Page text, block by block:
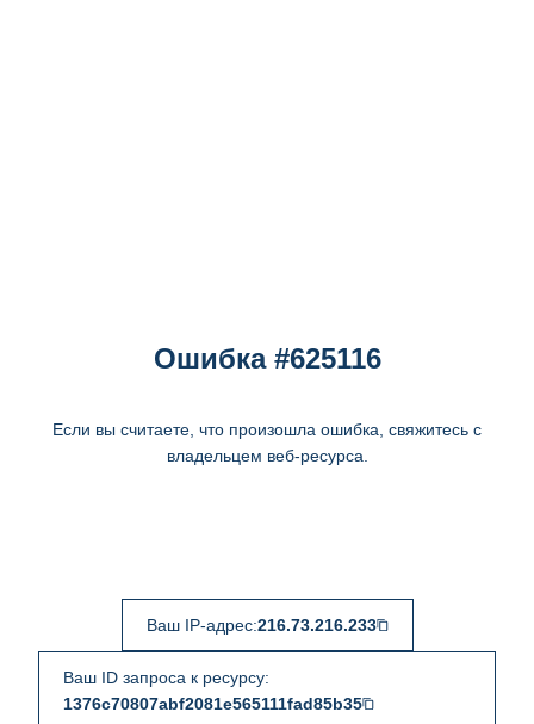
Ошибка #625116
Если вы считаете, что произошла ошибка, свяжитесь с
владельцем веб-ресурса.
Ваш IP-адрес:216.73.216.233
Ваш ID запроса к ресурсу:
1376c70807abf2081e565111fad85b35